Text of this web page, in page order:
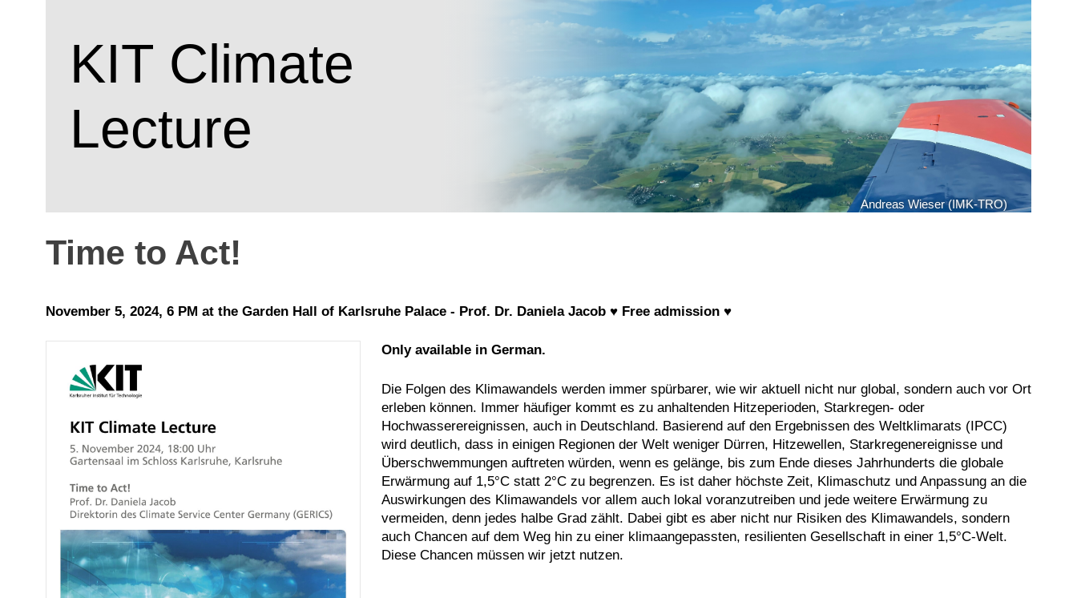
KIT Climate
Lecture
Andreas Wieser (IMK-TRO)
Time to Act!
November 5, 2024, 6 PM at the Garden Hall of Karlsruhe Palace - Prof. Dr. Daniela Jacob ♥ Free admission ♥
Only available in German.
Die Folgen des Klimawandels werden immer spürbarer, wie wir aktuell nicht nur global, sondern auch vor Ort
erleben können. Immer häufiger kommt es zu anhaltenden Hitzeperioden, Starkregen- oder
Hochwasserereignissen, auch in Deutschland. Basierend auf den Ergebnissen des Weltklimarats (IPCC)
wird deutlich, dass in einigen Regionen der Welt weniger Dürren, Hitzewellen, Starkregenereignisse und
Überschwemmungen auftreten würden, wenn es gelänge, bis zum Ende dieses Jahrhunderts die globale
Erwärmung auf 1,5°C statt 2°C zu begrenzen. Es ist daher höchste Zeit, Klimaschutz und Anpassung an die
Auswirkungen des Klimawandels vor allem auch lokal voranzutreiben und jede weitere Erwärmung zu
vermeiden, denn jedes halbe Grad zählt. Dabei gibt es aber nicht nur Risiken des Klimawandels, sondern
auch Chancen auf dem Weg hin zu einer klimaangepassten, resilienten Gesellschaft in einer 1,5°C-Welt.
Diese Chancen müssen wir jetzt nutzen.